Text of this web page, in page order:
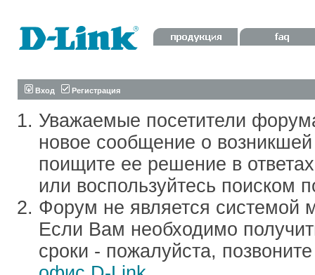
Вход Регистрация
Уважаемые посетители
новое сообщение о
поищите ее решение в
или воспользуйтесь поиском
Форум не является системой
Если Вам необходимо
сроки - пожалуйста,